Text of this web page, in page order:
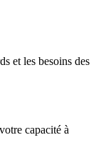
et les besoins des
capacité à